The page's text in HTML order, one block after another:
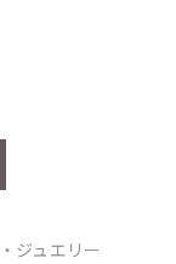
ジュエリー